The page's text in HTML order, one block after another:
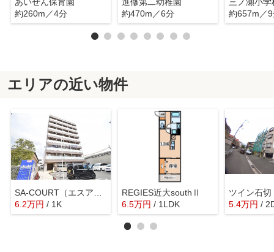
あいせん保育園
約260m／4分
進修第二幼稚園
約470m／6分
三ノ瀬小学
約657m／
エリアの近い物件
6.2万円 / 1K
REGIES近大southⅡ
6.5万円 / 1LDK
ツイン石
5.4万円 /